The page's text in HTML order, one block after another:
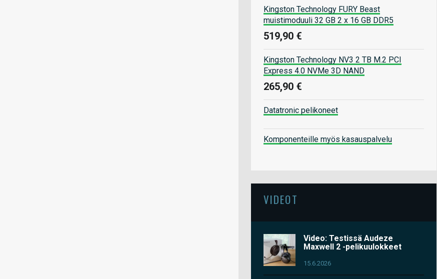
Kingston Technology FURY Beast
muistimoduuli 32 GB 2 x 16 GB DDR5
519,90 €
Kingston Technology NV3 2 TB M.2 PCI
Express 4.0 NVMe 3D NAND
265,90 €
Datatronic pelikoneet
Komponenteille myös kasauspalvelu
VIDEOT
Video: Testissä Audeze
Maxwell 2 -pelikuulokkeet
15.6.2026